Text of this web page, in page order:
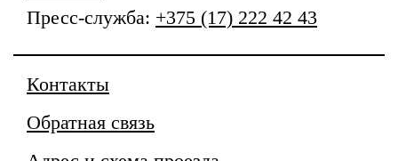
Пресс-служба: +375 (17) 222 42 43
Контакты
Обратная связь